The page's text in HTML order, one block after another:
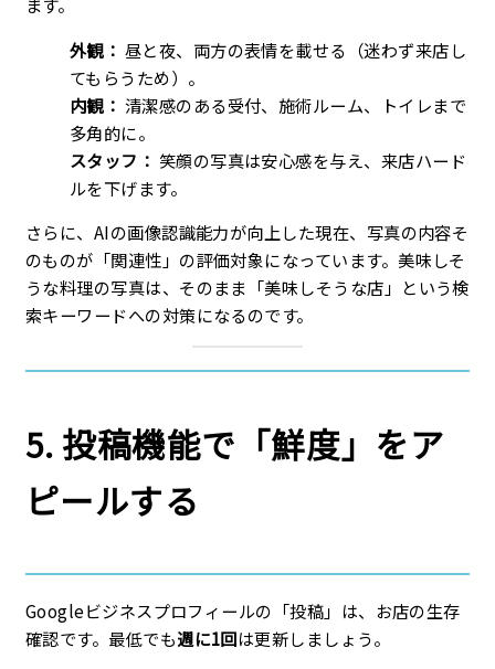
外観： 昼と夜、両方の表情を載せる（迷わず来店し
てもらうため）。
内観： 清潔感のある受付、施術ルーム、トイレまで
多角的に。
スタッフ： 笑顔の写真は安心感を与え、来店ハード
ルを下げます。
さらに、AIの画像認識能力が向上した現在、写真の内容そ
のものが「関連性」の評価対象になっています。美味しそ
うな料理の写真は、そのまま「美味しそうな店」という検
索キーワードへの対策になるのです。
5. 投稿機能で「鮮度」をア
ピールする
Googleビジネスプロフィールの「投稿」は、お店の生存
確認です。最低でも週に1回は更新しましょう。